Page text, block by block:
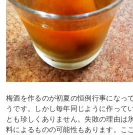
梅酒を作るのが初夏の恒例行事になっ
うです。しかし毎年同じように作って
とも珍しくありません。失敗の理由は
料によるものの可能性もあります。こ